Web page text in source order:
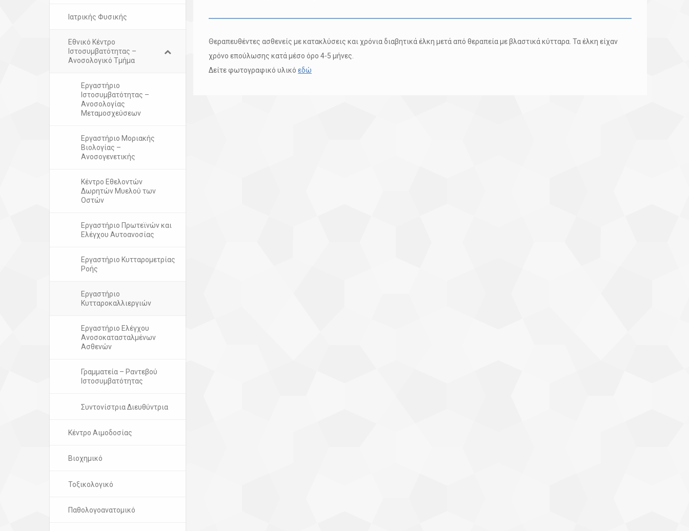
Ιατρικής Φυσικής
Εθνικό Κέντρο
Ιστοσυμβατότητας –
Ανοσολογικό Τμήμα
Εργαστήριο
Ιστοσυμβατότητας –
Ανοσολογίας
Μεταμοσχεύσεων
Εργαστήριο Μοριακής
Βιολογίας –
Ανοσογενετικής
Κέντρο Εθελοντών
Δωρητών Μυελού των
Οστών
Εργαστήριο Πρωτεϊνών και
Ελέγχου Αυτοανοσίας
Εργαστήριο Κυτταρομετρίας
Ροής
Εργαστήριο
Κυτταροκαλλιεργιών
Εργαστήριο Ελέγχου
Ανοσοκατασταλμένων
Ασθενών
Γραμματεία – Ραντεβού
Ιστοσυμβατότητας
Συντονίστρια Διευθύντρια
Κέντρο Αιμοδοσίας
Βιοχημικό
Τοξικολογικό
Παθολογοανατομικό
Θεραπευθέντες ασθενείς με κατακλύσεις και χρόνια διαβητικά έλκη μετά από θεραπεία με βλαστικά κύτταρα. Τα έλκη είχαν
χρόνο επούλωσης κατά μέσο όρο 4-5 μήνες.
Δείτε φωτογραφικό υλικό εδώ